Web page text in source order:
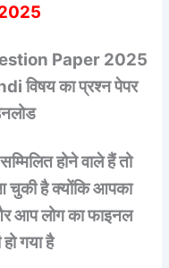
Paper 2025
विषय का प्रश्न पेपर
होने वाले हैं तो
है क्योंकि आपका
आप लोग का फाइनल
गया है